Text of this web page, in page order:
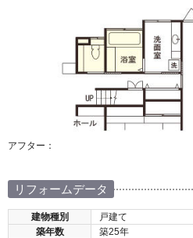
アフター：
リフォームデータ
建物種別
戸建て
築年数
築25年